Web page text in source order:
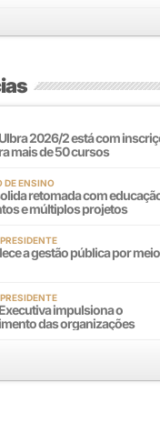
2026/2 está com
mais de 50 cursos
DE ENSINO
retomada com
e múltiplos projetos
a gestão pública por
impulsiona o
das organizações